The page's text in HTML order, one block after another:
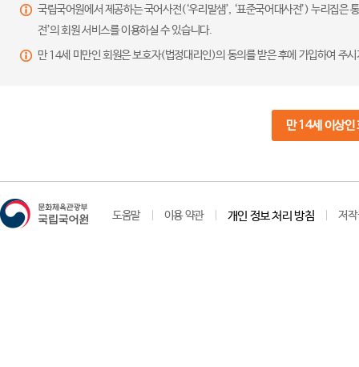
국립국어원에서 제공하는 국어사전(‘우리말샘’, ‘표준국어대사전’) 누리집
전’의 회원 서비스를 이용하실 수 있습니다.
만 14세 미만인 회원은 보호자(법정대리인)의 동의를 받은 후에 가입하여 주
만 14세 이상인
도움말 이용 약관 개인 정보 처리 방침 저